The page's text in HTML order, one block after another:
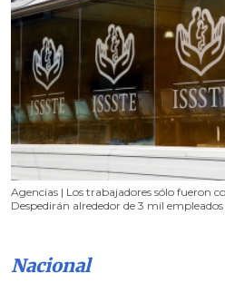
Agencias | Los trabajadores sólo fueron
Despedirán alrededor de 3 mil empleados
Nacional